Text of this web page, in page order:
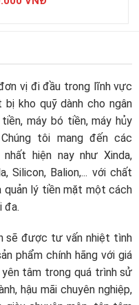
vị đi đầu trong lĩnh vực
kho quỹ dành cho ngân
máy bó tiền, máy hủy
tôi mang đến các
hiện nay như Xinda,
Silicon, Balion,... với chất
lý tiền mặt một cách
đa.
sẽ được tư vấn nhiệt tình
phẩm chính hãng với giá
tâm trong quá trình sử
hậu mãi chuyên nghiệp,